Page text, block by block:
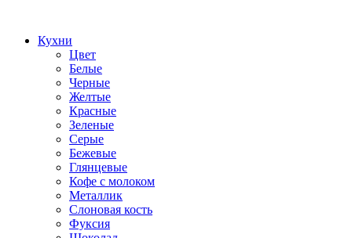
Кухни
Цвет
Белые
Черные
Желтые
Красные
Зеленые
Серые
Бежевые
Глянцевые
Кофе с молоком
Металлик
Слоновая кость
Фуксия